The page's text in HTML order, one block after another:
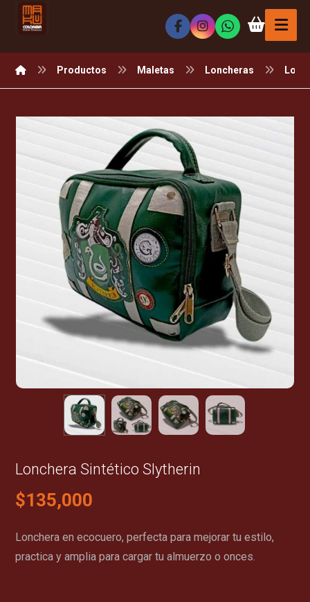
Productos Maletas Loncheras
Lonchera Sintético Slytherin
$135,000
Lonchera en ecocuero, perfecta para mejorar tu estilo,
practica y amplia para cargar tu almuerzo o onces.